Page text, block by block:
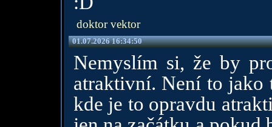
doktor vektor
01.07.2026 16:34:50
Nemyslím si, že by
atraktivní. Není to jako
kde je to opravdu